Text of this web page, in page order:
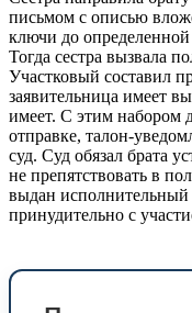
письмом с описью
ключи до
Тогда сестра вызвала
Участковый составил
заявительница имеет
имеет. С этим набором
отправке, талон-
суд. Суд обязал брата
не препятствовать в
выдан исполнительный
принудительно с